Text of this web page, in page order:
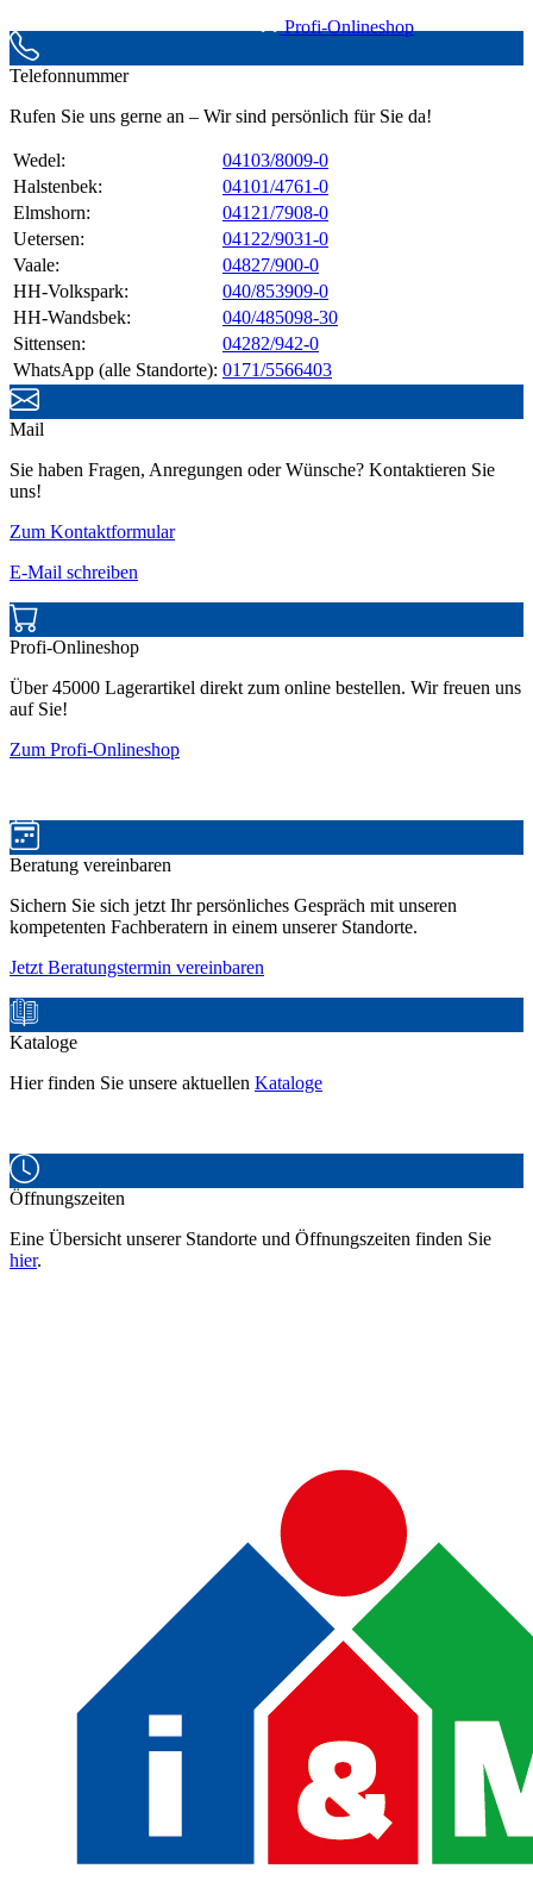
Telefonnummer
Rufen Sie uns gerne an – Wir sind persönlich für Sie da!
Wedel:
04103/8009-0
Halstenbek:
04101/4761-0
Elmshorn:
04121/7908-0
Uetersen:
04122/9031-0
Vaale:
04827/900-0
HH-Volkspark:
040/853909-0
HH-Wandsbek:
040/485098-30
Sittensen:
04282/942-0
WhatsApp (alle Standorte): 0171/5566403
Mail
Sie haben Fragen, Anregungen oder Wünsche? Kontaktieren Sie
uns!
Zum Kontaktformular
E-Mail schreiben
Profi-Onlineshop
Über 45000 Lagerartikel direkt zum online bestellen. Wir freuen uns
auf Sie!
Zum Profi-Onlineshop
Beratung vereinbaren
Sichern Sie sich jetzt Ihr persönliches Gespräch mit unseren
kompetenten Fachberatern in einem unserer Standorte.
Jetzt Beratungstermin vereinbaren
Kataloge
Hier finden Sie unsere aktuellen Kataloge
Öffnungszeiten
Eine Übersicht unserer Standorte und Öffnungszeiten finden Sie
hier.
Profi-Onlineshop